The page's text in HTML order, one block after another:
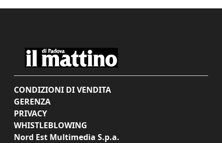
CONDIZIONI DI VENDITA
GERENZA
PRIVACY
WHISTLEBLOWING
Nord Est Multimedia S.p.a.